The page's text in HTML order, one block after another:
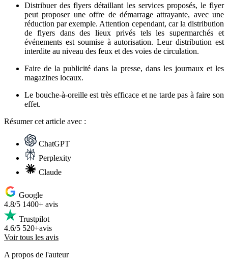
Distribuer des flyers détaillant les services proposés, le flyer
peut proposer une offre de démarrage attrayante, avec une
réduction par exemple. Attention cependant, car la distribution
de flyers dans des lieux privés tels les supermarchés et
événements est soumise à autorisation. Leur distribution est
interdite au niveau des feux et des voies de circulation.
Faire de la publicité dans la presse, dans les journaux et les
magazines locaux.
Le bouche-à-oreille est très efficace et ne tarde pas à faire son
effet.
Résumercet article avec :
ChatGPT
Perplexity
Claude
Google
4.8/5 1400+ avis
Trustpilot
4.6/5 520+avis
Voir tous les avis
A propos de l'auteur